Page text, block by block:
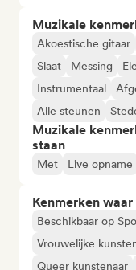
Muzikale
Akoestische gitaar
Slaat
Messing
Instrumentaal
Alle steunen
Muzikale
staan
Met Live opname
Kenmerken
Beschikbaar op
Vrouwelijke
Queer kunstenaar